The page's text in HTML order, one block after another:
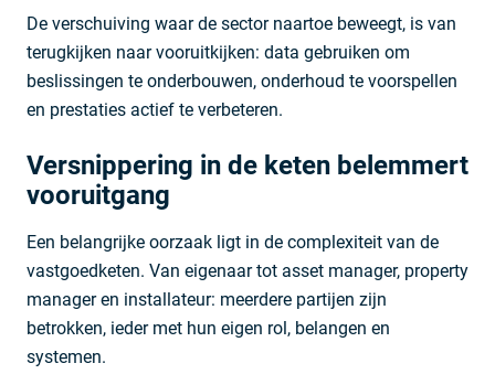
De verschuiving waar de sector naartoe beweegt, is van
terugkijken naar vooruitkijken: data gebruiken om
beslissingen te onderbouwen, onderhoud te voorspellen
en prestaties actief te verbeteren.
Versnippering in de keten belemmert
vooruitgang
Een belangrijke oorzaak ligt in de complexiteit van de
vastgoedketen. Van eigenaar tot asset manager, property
manager en installateur: meerdere partijen zijn
betrokken, ieder met hun eigen rol, belangen en
systemen.